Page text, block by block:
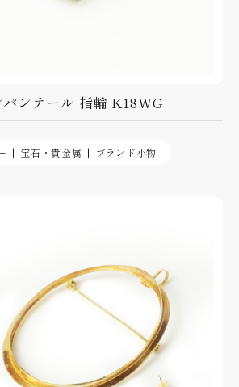
ンテール 指輪 K18WG
宝石・貴金属 ブランド小物